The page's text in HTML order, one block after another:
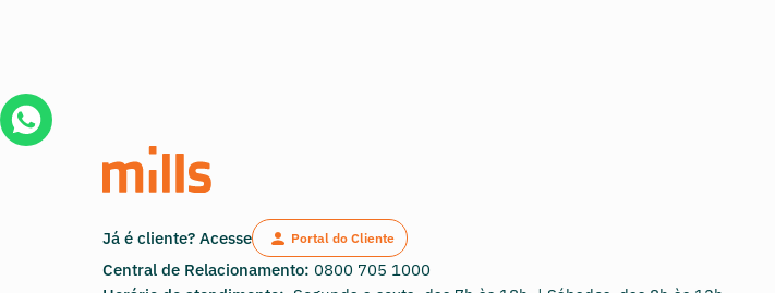
Já é cliente? Acesse Portal do Cliente
Central de Relacionamento: 0800 705 1000